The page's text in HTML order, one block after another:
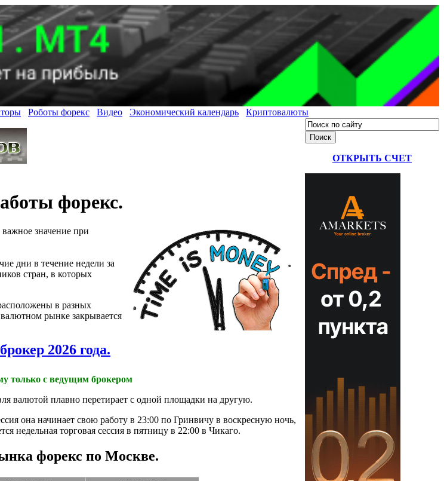
Роботы форекс Видео Экономический календарь Криптовалюты
форекс.
значение при
дни в течение недели за
стран, в которых
в разных
валютном рынке закрывается
брокер 2026 года.
только с ведущим брокером
валютой плавно перетирает с одной площадки на другую.
она начинает свою работу в 23:00 по Гринвичу в воскресную ночь,
недельная торговая сессия в пятницу в 22:00 в Чикаго.
форекс по Москве.
ОТКРЫТЬ СЧЕТ